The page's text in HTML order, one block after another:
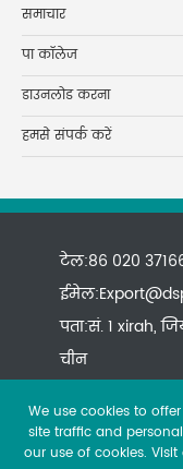
समाचार
पा कॉलेज
डाउनलोड करना
हमसे संपर्क करें
टेल:86 020
ईमेल:
पता:सं. 1 xirah,
चीन
We use cookies to
site traffic and
our use of cookies.